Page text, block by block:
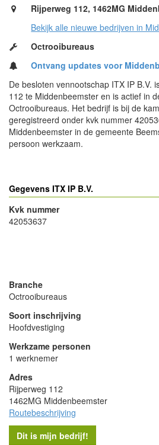
Rijperweg 112, 1462MG
Bekijk alle nieuwe bedrijven in
Octrooibureaus
Ontvang updates voor
De besloten vennootschap ITX IP B.V.
112 te Middenbeemster en is actief in
Octrooibureaus. Het bedrijf is bij de
geregistreerd onder kvk nummer
Middenbeemster in de gemeente
persoon werkzaam.
Gegevens ITX IP B.V.
Kvk nummer
42053637
Branche
Octrooibureaus
Soort inschrijving
Hoofdvestiging
Werkzame personen
1 werknemer
Adres
Rijperweg 112
1462MG Middenbeemster
Routebeschrijving